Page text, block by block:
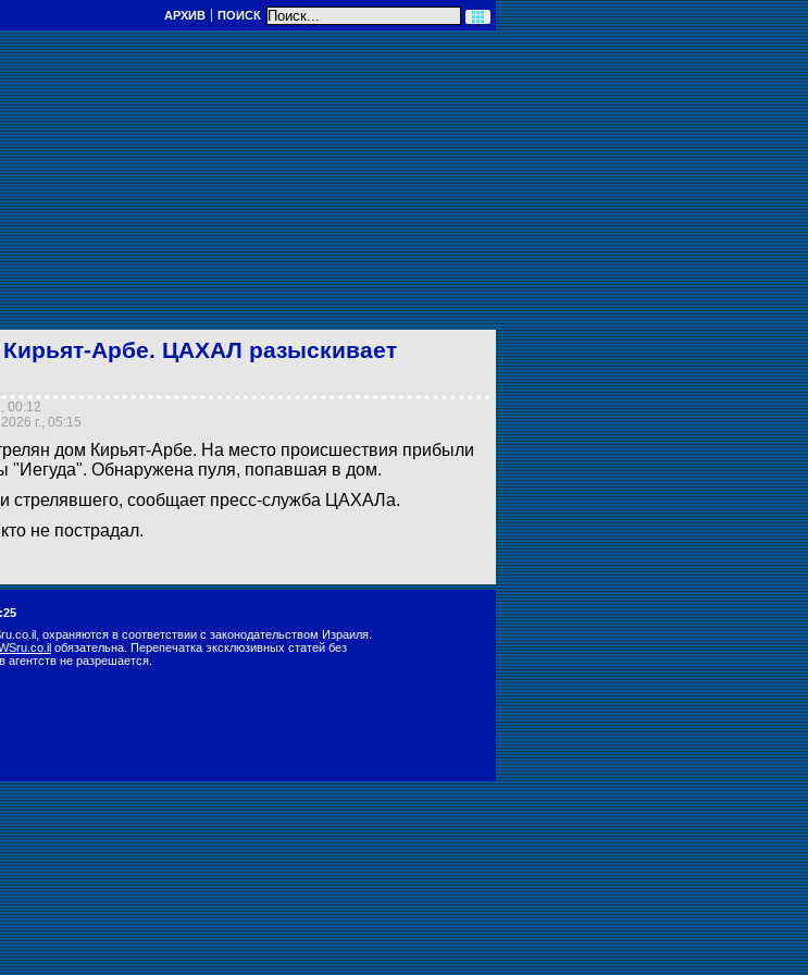
АРХИВ ПОИСК
Арбе. ЦАХАЛ разыскивает
00:12
г., 05:15
дом Кирьят-Арбе. На место происшествия прибыли
"Иегуда". Обнаружена пуля, попавшая в дом.
стрелявшего, сообщает пресс-служба ЦАХАЛа.
не пострадал.
охраняются в соответствии с законодательством Израиля.
обязательна. Перепечатка эксклюзивных статей без
не разрешается.